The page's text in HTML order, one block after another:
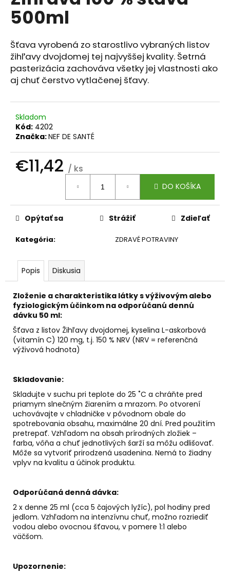
0,0
z
hviezdičiek.
500ml
Šťava vyrobená zo starostlivo vybraných listov
žihľavy dvojdomej tej najvyššej kvality. Šetrná
pasterizácia zachováva všetky jej vlastnosti ako
aj chuť čerstvo vytlačenej šťavy.
Skladom
Kód: 4202
Značka:NEF DE SANTÉ
€11,42 / ks
DO KOŠÍKA
Kategória: ZDRAVÉ POTRAVINY
Opýtať sa Strážiť Zdieľať
Popis Diskusia
Zloženie a charakteristika látky s výživovým alebo
fyziologickým účinkom na odporúčanú dennú
dávku 50 ml:
Šťava z listov Žihľavy dvojdomej, kyselina L-askorbová
(vitamín C) 120 mg, t.j. 150 % NRV (NRV = referenčná
výživová hodnota)
Skladovanie:
Skladujte v suchu pri teplote do 25 ˚C a chráňte pred
priamym slnečným žiarením a mrazom. Po otvorení
uchovávajte v chladničke v pôvodnom obale do
spotrebovania obsahu, maximálne 20 dní. Pred použitím
pretrepať. Vzhľadom na obsah prírodných zložiek –
farba, vôňa a chuť jednotlivých šarží sa môžu odlišovať.
Môže sa vytvoriť prirodzená usadenina. Nemá to žiadny
vplyv na kvalitu a účinok produktu.
Odporúčaná denná dávka:
2 x denne 25 ml (cca 5 čajových lyžíc), pol hodiny pred
jedlom. Vzhľadom na intenzívnu chuť, možno rozriediť
vodou alebo ovocnou šťavou, v pomere 1:1 alebo
väčšom.
Upozornenie:
á
j
s
ť
?
O
r
ú
a
HELIKOSTOP
1+1
=
-35%
€25